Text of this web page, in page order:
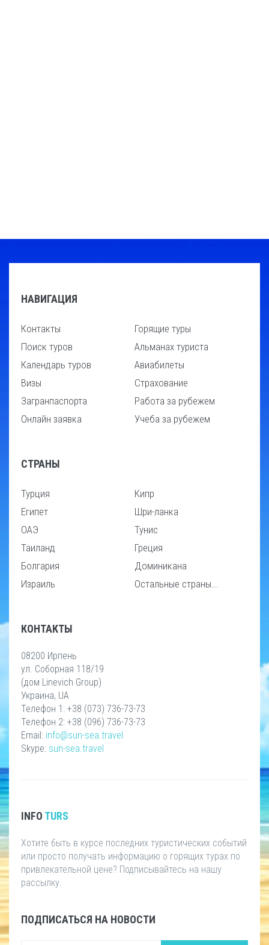
НАВИГАЦИЯ
Контакты
Поиск туров
Календарь туров
Визы
Загранпаспорта
Онлайн заявка
Горящие туры
Альманах туриста
Авиабилеты
Страхование
Работа за рубежем
Учеба за рубежем
СТРАНЫ
Турция
Египет
ОАЭ
Таиланд
Болгария
Израиль
Кипр
Шри-ланка
Тунис
Греция
Доминикана
Остальные страны...
КОНТАКТЫ
08200 Ирпень
ул. Соборная 118/19
(дом Linevich Group)
Украина, UA
Телефон 1: +38 (073) 736-73-73
Телефон 2: +38 (096) 736-73-73
Email: info@sun-sea.travel
Skype: sun-sea.travel
INFO TURS
Хотите быть в курсе последних туристических событий
или просто получать информацию о горящих турах по
привлекательной цене? Подписывайтесь на нашу
рассылку.
ПОДПИСАТЬСЯ НА НОВОСТИ